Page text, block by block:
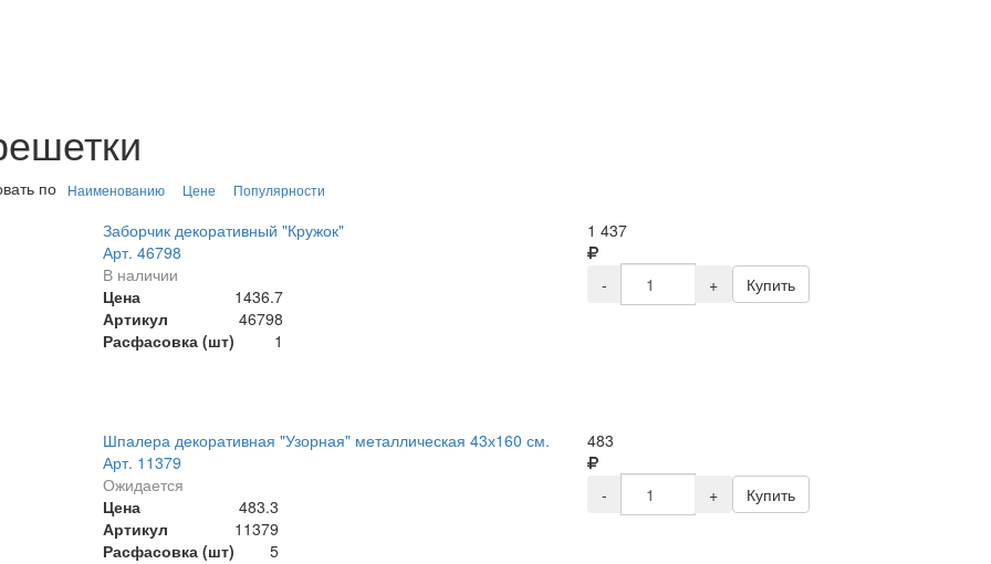
по Наименованию Цене Популярности
Заборчик декоративный "Кружок"
Арт. 46798
В наличии
Цена
1436.7
Артикул
46798
Расфасовка (шт)
1
1 437
- + Купить
Шпалера декоративная "Узорная" металлическая 43х160 см.
Арт. 11379
Ожидается
Цена
483.3
Артикул
11379
Расфасовка (шт)
5
483
- + Купить